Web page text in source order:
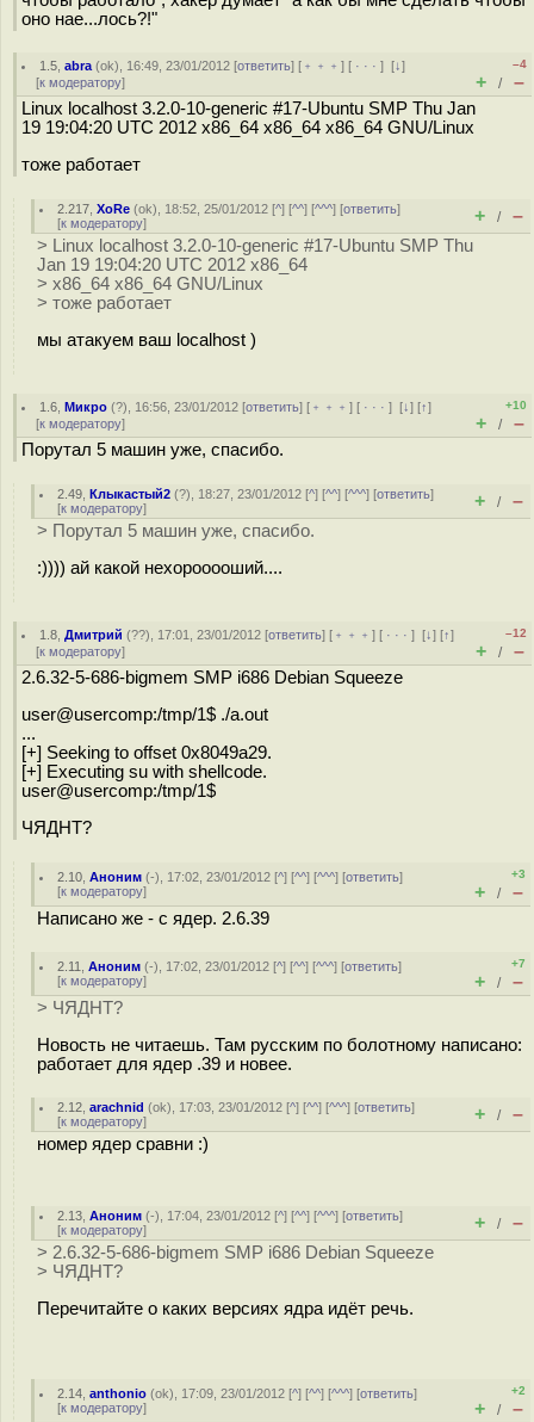
оно нае...лось?!"
1.5 ,abra (ok), 16:49, 23/01/2012 [ответить] [ ﹢﹢﹢] [ · · ·][↓]
[к модератору]
–4
+ / –
Linux localhost 3.2.0-10-generic #17-Ubuntu SMP Thu Jan
19 19:04:20 UTC 2012 x86_64 x86_64 x86_64 GNU/Linux
тоже работает
2.217 ,XoRe (ok), 18:52, 25/01/2012 [^] [^^] [^^^] [ответить]
[к модератору] + / –
> Linux localhost 3.2.0-10-generic #17-Ubuntu SMP Thu
Jan 19 19:04:20 UTC 2012 x86_64
> x86_64 x86_64 GNU/Linux
> тоже работает
мы атакуем ваш localhost )
1.6 ,Микро (?), 16:56, 23/01/2012 [ответить] [ ﹢﹢﹢] [ · · ·][↓] [↑]
[к модератору]
+10
+ / –
Порутал 5 машин уже, спасибо.
2.49 ,Клыкастый2 (?), 18:27, 23/01/2012 [^] [^^] [^^^] [ответить]
[к модератору] + / –
> Порутал 5 машин уже, спасибо.
:)))) ай какой нехорооооший....
1.8 ,Дмитрий (??), 17:01, 23/01/2012 [ответить] [ ﹢﹢﹢] [ · · ·][↓] [↑]
[к модератору]
–12
+ / –
2.6.32-5-686-bigmem SMP i686 Debian Squeeze
user@usercomp:/tmp/1$ ./a.out
...
[+] Seeking to offset 0x8049a29.
[+] Executing su with shellcode.
user@usercomp:/tmp/1$
ЧЯДНТ?
2.10 ,Аноним (-), 17:02, 23/01/2012 [^] [^^] [^^^] [ответить]
[к модератору]
+3
+ / –
Написано же - с ядер. 2.6.39
2.11 ,Аноним (-), 17:02, 23/01/2012 [^] [^^] [^^^] [ответить]
[к модератору]
+7
+ / –
> ЧЯДНТ?
Новость не читаешь. Там русским по болотному написано:
работает для ядер .39 и новее.
2.12 ,arachnid (ok), 17:03, 23/01/2012 [^] [^^] [^^^] [ответить]
[к модератору] + / –
номер ядер сравни :)
2.13 ,Аноним (-), 17:04, 23/01/2012 [^] [^^] [^^^] [ответить]
[к модератору] + / –
> 2.6.32-5-686-bigmem SMP i686 Debian Squeeze
> ЧЯДНТ?
Перечитайте о каких версиях ядра идёт речь.
2.14 ,anthonio (ok), 17:09, 23/01/2012 [^] [^^] [^^^] [ответить]
[к модератору]
+2
+ / –